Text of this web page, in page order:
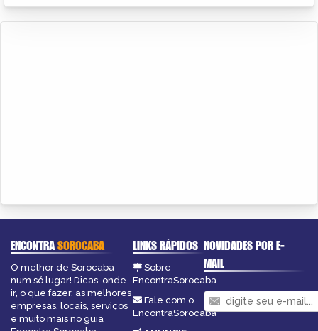
ENCONTRASOROCABA
O melhor de Sorocaba
num só lugar! Dicas, onde
ir, o que fazer, as melhores
empresas, locais, serviços
e muito mais no guia
LINKS RÁPIDOS
Sobre
EncontraSorocaba
Fale com o
EncontraSorocaba
NOVIDADES POR E-
MAIL